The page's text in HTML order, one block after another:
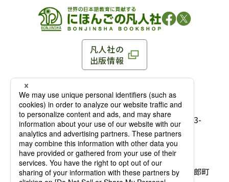
凡人社の
出版情報
〒102-0093 東京都千代田区平河町 1-3-13 8F
TEL：03-3263-3959／FAX：03-3263-3116
麹町店
〒102-0093 東京都千代田区平河町1-3-
13 8F［アクセス］
TEL：03-3239-8673／FAX：03-3263-
3116
〒541-0056 大阪府大阪市中央区久太郎町